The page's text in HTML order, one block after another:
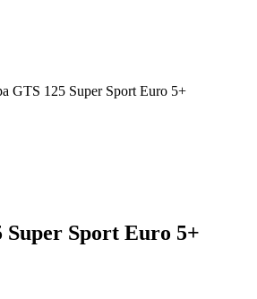
GTS 125 Super Sport Euro 5+
Super Sport Euro 5+